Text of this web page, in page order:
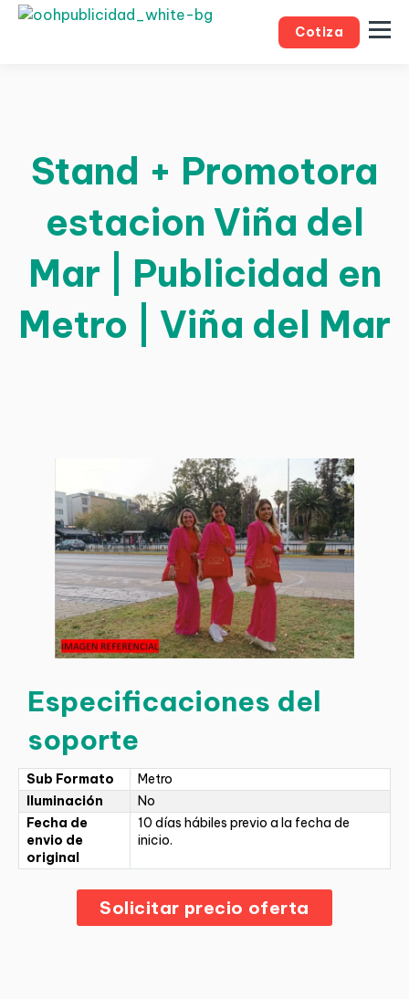
Cotiza
Stand + Promotora
estacion Viña del
Mar | Publicidad en
Metro | Viña del Mar
Especificaciones del
soporte
Sub Formato
Metro
Iluminación
No
Fecha de
envio de
original
10 días hábiles previo a la fecha de
inicio.
Solicitar precio oferta